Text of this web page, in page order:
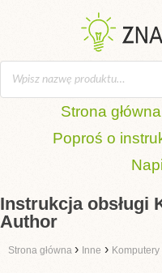
Strona główna
Poproś o
Instrukcja obsługi
Author
Strona główna › Inne ›